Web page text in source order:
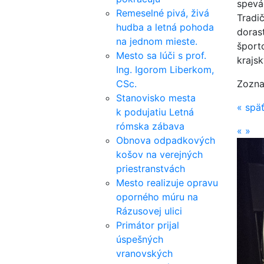
Remeselné pivá, živá
hudba a letná pohoda
na jednom mieste.
Mesto sa lúči s prof.
Ing. Igorom Liberkom,
CSc.
Stanovisko mesta
k podujatiu Letná
rómska zábava
Obnova odpadkových
košov na verejných
priestranstvách
Mesto realizuje opravu
oporného múru na
Rázusovej ulici
Primátor prijal
úspešných
vranovských
« späť
« »